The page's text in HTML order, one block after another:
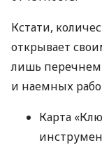
Кстати,
открывает
лишь
и наемных
Карта